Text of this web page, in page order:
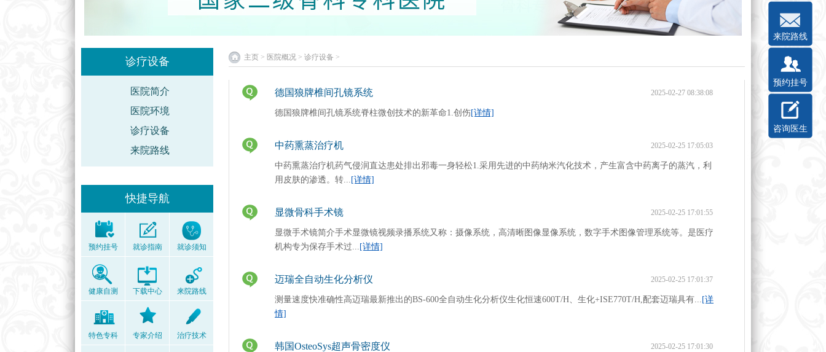
诊疗设备
医院简介
医院环境
诊疗设备
来院路线
快捷导航
预约挂号 就诊指南 就诊须知
健康自测 下载中心 来院路线
特色专科 专家介绍 治疗技术
主页 > 医院概况 > 诊疗设备 >
德国狼牌椎间孔镜系统 2025-02-27 08:38:08
德国狼牌椎间孔镜系统脊柱微创技术的新革命1.创伤[详情]
中药熏蒸治疗机 2025-02-25 17:05:03
中药熏蒸治疗机药气侵润直达患处排出邪毒一身轻松1.采用先进的中药纳米汽化技术，产生富含中药离子的蒸汽，利
用皮肤的渗透。转... [详情]
显微骨科手术镜 2025-02-25 17:01:55
显微手术镜简介手术显微镜视频录播系统又称：摄像系统，高清晰图像显像系统，数字手术图像管理系统等。是医疗
机构专为保存手术过... [详情]
迈瑞全自动生化分析仪 2025-02-25 17:01:37
测量速度快准确性高迈瑞最新推出的BS-600全自动生化分析仪生化恒速600T/H、生化+ISE770T/H,配套迈瑞具有... [详
情]
韩国OsteoSys超声骨密度仪 2025-02-25 17:01:30
来院路线
预约挂号
咨询医生